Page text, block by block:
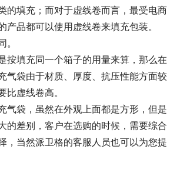
的填充；而对于虚线卷而言，最受电商
产品都可以使用虚线卷来填充包装。
按填充同一个箱子的用量来算，那么在
气袋由于材质、厚度、抗压性能方面较
比虚线卷高。
气袋，虽然在外观上面都是方形，但是
的差别，客户在选购的时候，需要综合
，当然派卫格的客服人员也可以为您提